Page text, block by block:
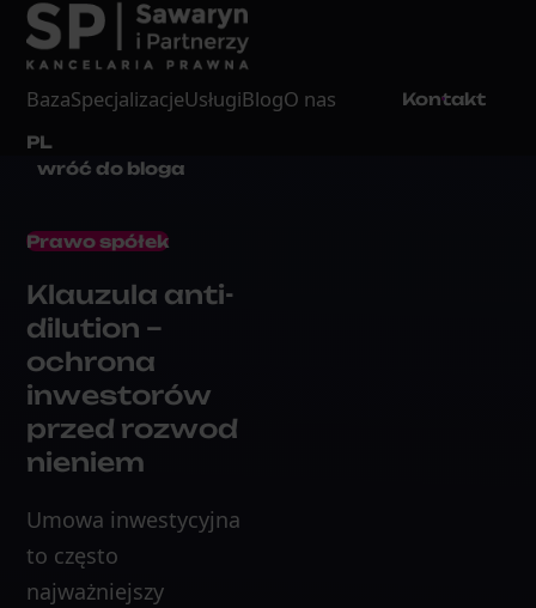
BazaSpecjalizacjeUsługiBlogO nas Kontakt
PL
wróć do bloga
Prawo spółek
Klauzula anti-
dilution –
ochrona
inwestorów
przed rozwod
nieniem
Umowa inwestycyjna
to często
najważniejszy